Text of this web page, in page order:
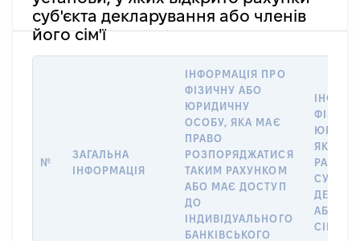
суб'єкта декларування або членів
його сім'ї
№
ЗАГАЛЬНА
ІНФОРМАЦІЯ
ІНФОРМАЦІЯ ПРО
ФІЗИЧНУ АБО
ЮРИДИЧНУ
ОСОБУ, ЯКА МАЄ
ПРАВО
РОЗПОРЯДЖАТИСЯ
ТАКИМ РАХУНКОМ
АБО МАЄ ДОСТУП
ДО
ІНДИВІДУАЛЬНОГО
БАНКІВСЬКОГО
ЯКА
АБО
СІМ’Ї